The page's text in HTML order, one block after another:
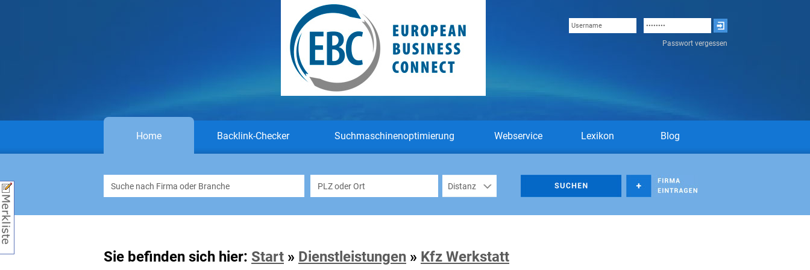
Passwort vergessen
Home Backlink-Checker Suchmaschinenoptimierung Webservice Lexikon Blog
Sie befinden sich hier: Start » Dienstleistungen » Kfz Werkstatt